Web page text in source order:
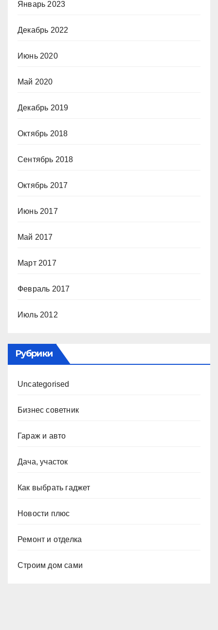
Январь 2023
Декабрь 2022
Июнь 2020
Май 2020
Декабрь 2019
Октябрь 2018
Сентябрь 2018
Октябрь 2017
Июнь 2017
Май 2017
Март 2017
Февраль 2017
Июль 2012
Рубрики
Uncategorised
Бизнес советник
Гараж и авто
Дача, участок
Как выбрать гаджет
Новости плюс
Ремонт и отделка
Строим дом сами